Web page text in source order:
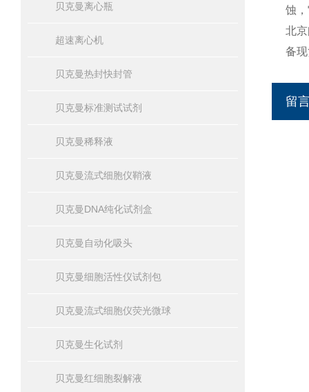
贝克曼离心瓶
超速离心机
贝克曼热封快封管
贝克曼标准测试试剂
贝克曼稀释液
贝克曼流式细胞仪鞘液
贝克曼DNA纯化试剂盒
贝克曼自动化吸头
贝克曼细胞活性仪试剂包
贝克曼流式细胞仪荧光微球
贝克曼生化试剂
贝克曼红细胞裂解液
蚀
北
备
留